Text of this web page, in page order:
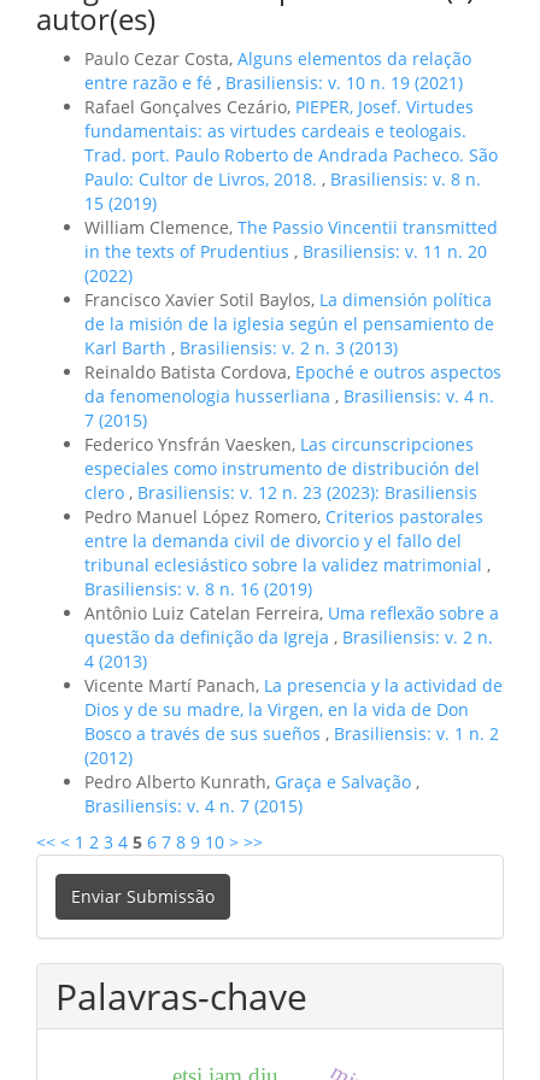
autor(es)
Paulo Cezar Costa, Alguns elementos da relação
entre razão e fé , Brasiliensis: v. 10 n. 19 (2021)
Rafael Gonçalves Cezário, PIEPER, Josef. Virtudes
fundamentais: as virtudes cardeais e teologais.
Trad. port. Paulo Roberto de Andrada Pacheco. São
Paulo: Cultor de Livros, 2018. , Brasiliensis: v. 8 n.
15 (2019)
William Clemence, The Passio Vincentii transmitted
in the texts of Prudentius , Brasiliensis: v. 11 n. 20
(2022)
Francisco Xavier Sotil Baylos, La dimensión política
de la misión de la iglesia según el pensamiento de
Karl Barth , Brasiliensis: v. 2 n. 3 (2013)
Reinaldo Batista Cordova, Epoché e outros aspectos
da fenomenologia husserliana , Brasiliensis: v. 4 n.
7 (2015)
Federico Ynsfrán Vaesken, Las circunscripciones
especiales como instrumento de distribución del
clero , Brasiliensis: v. 12 n. 23 (2023): Brasiliensis
Pedro Manuel López Romero, Criterios pastorales
entre la demanda civil de divorcio y el fallo del
tribunal eclesiástico sobre la validez matrimonial ,
Brasiliensis: v. 8 n. 16 (2019)
Antônio Luiz Catelan Ferreira, Uma reflexão sobre a
questão da definição da Igreja , Brasiliensis: v. 2 n.
4 (2013)
Vicente Martí Panach, La presencia y la actividad de
Dios y de su madre, la Virgen, en la vida de Don
Bosco a través de sus sueños , Brasiliensis: v. 1 n. 2
(2012)
Pedro Alberto Kunrath, Graça e Salvação ,
Brasiliensis: v. 4 n. 7 (2015)
<< < 1 2 3 4 5 6 7 8 9 10 > >>
Enviar
Submissão
Enviar Submissão
Palavras-chave